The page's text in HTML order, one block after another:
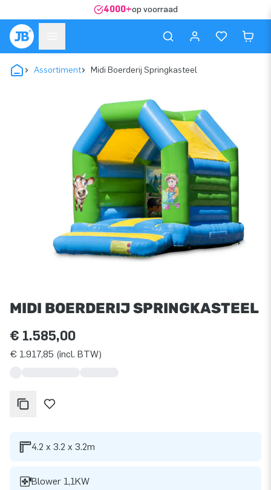
4000+op voorraad
Assortiment Midi Boerderij Springkasteel
MIDI BOERDERIJ SPRINGKASTEEL
€ 1.585,00
€ 1.917,85 (incl. BTW)
4.2 x 3.2 x 3.2m
Blower 1,1KW